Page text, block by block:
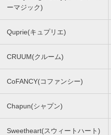
ーマジック)
Quprie(キュプリエ)
CRUUM(クルーム)
CoFANCY(コファンシー)
Chapun(シャプン)
Sweetheart(スウィートハート)